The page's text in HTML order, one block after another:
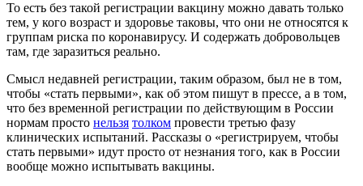
То есть без такой регистрации вакцину можно давать только
тем, у кого возраст и здоровье таковы, что они не относятся к
группам риска по коронавирусу. И содержать добровольцев
там, где заразиться реально.
Смысл недавней регистрации, таким образом, был не в том,
чтобы «стать первыми», как об этом пишут в прессе, а в том,
что без временной регистрации по действующим в России
нормам просто нельзя толком провести третью фазу
клинических испытаний. Рассказы о «регистрируем, чтобы
стать первыми» идут просто от незнания того, как в России
вообще можно испытывать вакцины.